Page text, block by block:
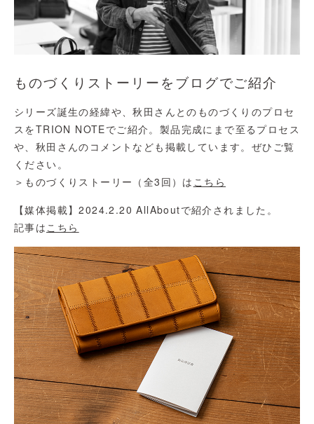
ものづくりストーリーをブログでご紹介
シリーズ誕生の経緯や、秋田さんとのものづくりのプロセ
スをTRION NOTEでご紹介。製品完成にまで至るプロセス
や、秋田さんのコメントなども掲載しています。ぜひご覧
ください。
＞ものづくりストーリー（全3回）は こちら
【媒体掲載】2024.2.20 AllAboutで紹介されました。
記事はこちら